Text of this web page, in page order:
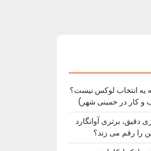
یه انتخاب لوکس نیست؟
کار در خمینی ‌شهر)
برتری آوانگارد
را رقم می زند؟